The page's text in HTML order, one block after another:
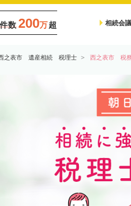
数 200万超 相続会
之表市 遺産相続 税理士 西之表市 税